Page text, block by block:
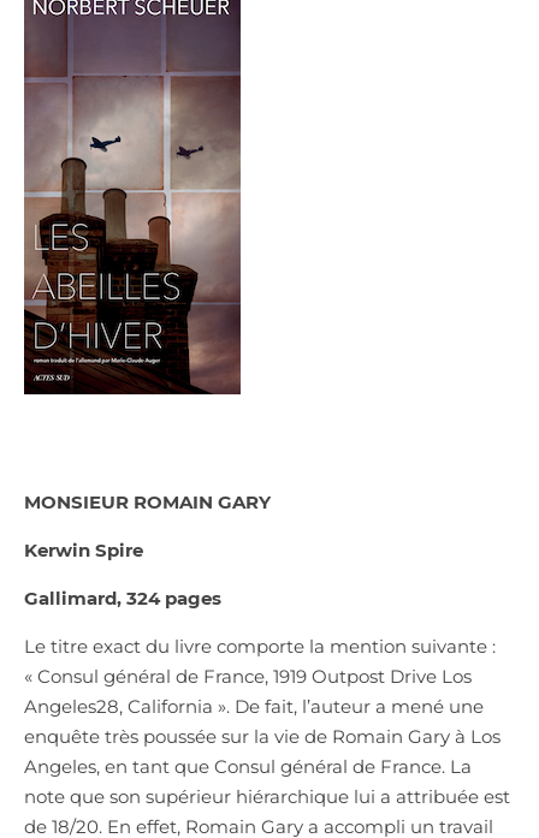
MONSIEUR ROMAIN GARY
Kerwin Spire
Gallimard, 324 pages
Le titre exact du livre comporte la mention suivante :
« Consul général de France, 1919 Outpost Drive Los
Angeles28, California ». De fait, l’auteur a mené une
enquête très poussée sur la vie de Romain Gary à Los
Angeles, en tant que Consul général de France. La
note que son supérieur hiérarchique lui a attribuée est
de 18/20. En effet, Romain Gary a accompli un travail